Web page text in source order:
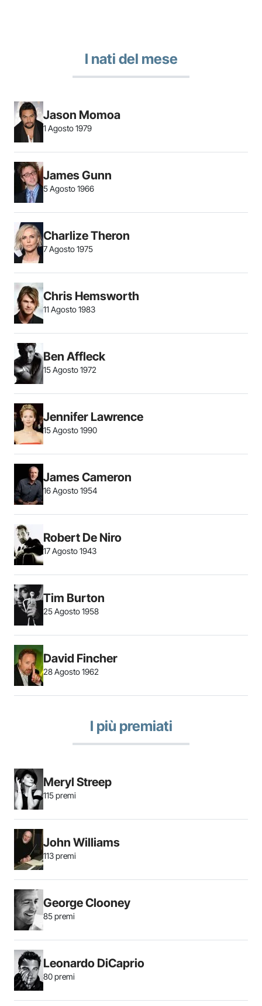
I nati del mese
Jason Momoa
1 Agosto 1979
James Gunn
5 Agosto 1966
Charlize Theron
7 Agosto 1975
Chris Hemsworth
11 Agosto 1983
Ben Affleck
15 Agosto 1972
Jennifer Lawrence
15 Agosto 1990
James Cameron
16 Agosto 1954
Robert De Niro
17 Agosto 1943
Tim Burton
25 Agosto 1958
David Fincher
28 Agosto 1962
I più premiati
Meryl Streep
115 premi
John Williams
113 premi
George Clooney
85 premi
Leonardo DiCaprio
80 premi